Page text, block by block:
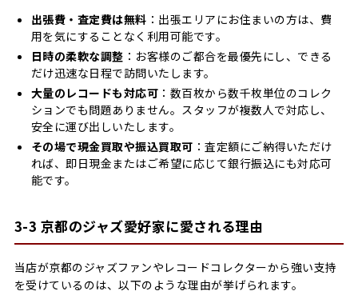
出張費・査定費は無料 ：出張エリアにお住まいの方は、費
用を気にすることなく利用可能です。
日時の柔軟な調整 ：お客様のご都合を最優先にし、できる
だけ迅速な日程で訪問いたします。
大量のレコードも対応可 ：数百枚から数千枚単位のコレク
ションでも問題ありません。スタッフが複数人で対応し、
安全に運び出しいたします。
その場で現金買取や振込買取可 ：査定額にご納得いただけ
れば、即日現金またはご希望に応じて銀行振込にも対応可
能です。
3-3 京都のジャズ愛好家に愛される理由
当店が京都のジャズファンやレコードコレクターから強い支持
を受けているのは、以下のような理由が挙げられます。